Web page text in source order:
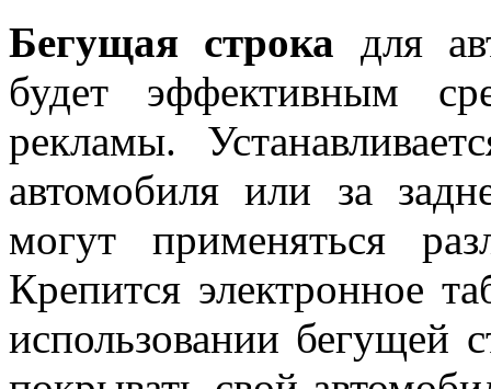
Бегущая строка для
будет эффективным
рекламы.
автомобиля или за
могут применяться
Крепится электронное
использовании бегущей